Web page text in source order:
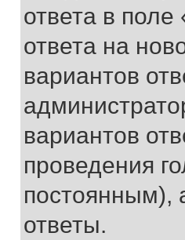
ответа в
ответа на
вариантов
вариантов
проведения
постоянным),
ответы.